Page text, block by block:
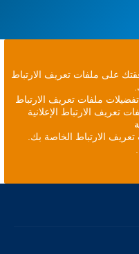
على ملفات تعريف الارتباط
ملفات تعريف الارتباط
تعريف الارتباط الإعلانية
الارتباط الخاصة بك.